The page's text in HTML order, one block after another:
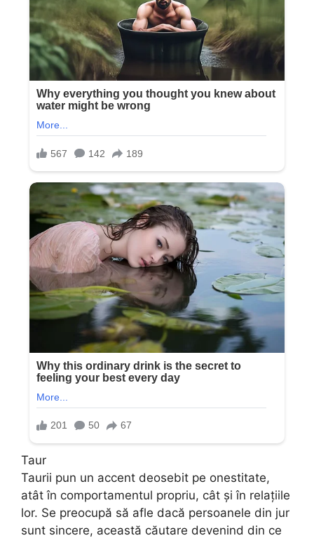
Taur
Taurii pun un accent deosebit pe onestitate,
atât în comportamentul propriu, cât și în relațiile
lor. Se preocupă să afle dacă persoanele din jur
sunt sincere, această căutare devenind din ce